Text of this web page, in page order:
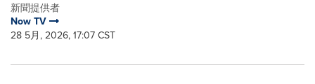
新聞提供者
Now TV
28 5月, 2026, 17:07 CST